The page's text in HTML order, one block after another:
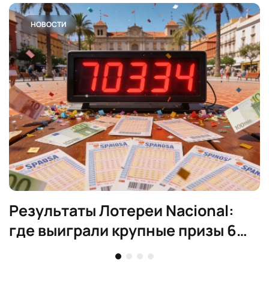
НОВОСТИ
Результаты Лотереи Nacional:
где выиграли крупные призы 6